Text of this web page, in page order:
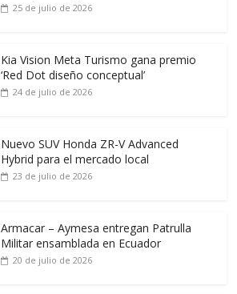
25 de julio de 2026
Kia Vision Meta Turismo gana premio
‘Red Dot diseño conceptual’
24 de julio de 2026
Nuevo SUV Honda ZR-V Advanced
Hybrid para el mercado local
23 de julio de 2026
Armacar – Aymesa entregan Patrulla
Militar ensamblada en Ecuador
20 de julio de 2026